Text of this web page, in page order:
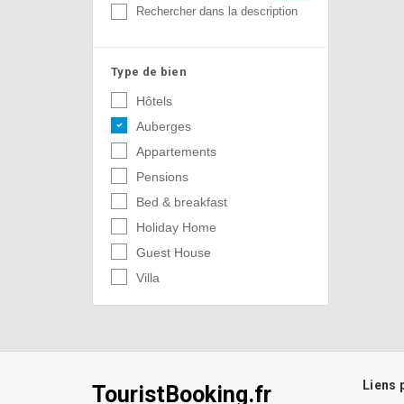
Rechercher dans la description
Type de bien
Hôtels
Auberges
Appartements
Pensions
Bed & breakfast
Holiday Home
Guest House
Villa
TouristBooking.fr Liens